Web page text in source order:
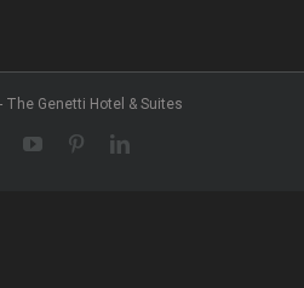
The Genetti Hotel & Suites
TwitterYouTubePinterestLinkedIn